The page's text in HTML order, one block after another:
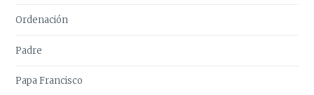
Ordenación
Padre
Papa Francisco